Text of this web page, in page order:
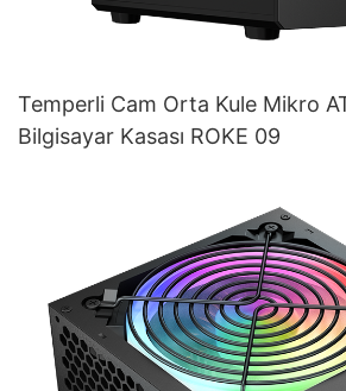
Temperli Cam Orta Kule Mikro
Bilgisayar Kasası ROKE 09